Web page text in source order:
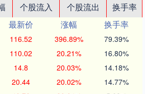
个股流入 个股流出
换手率
最新价 涨幅
换手率
116.52 396.89% 79.39%
110.02 20.21% 16.80%
14.8 20.03% 14.18%
20.44 20.02% 14.77%